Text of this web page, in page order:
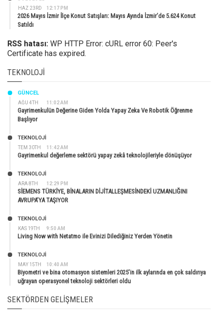
HAZ 23RD 12:17 PM
2026 Mayıs İzmir İlçe Konut Satışları: Mayıs Ayında İzmir’de 5.624 Konut
Satıldı
RSS hatası: WP HTTP Error: cURL error 60: Peer's
Certificate has expired.
TEKNOLOJI
AĞU 4TH 11:02 AM
GÜNCEL
Gayrimenkulün Değerine Giden Yolda Yapay Zeka Ve Robotik Öğrenme
Başlıyor
TEM 30TH 11:42 AM
TEKNOLOJİ
Gayrimenkul değerleme sektörü yapay zekâ teknolojileriyle dönüşüyor
ARA 8TH 12:29 PM
TEKNOLOJİ
SİEMENS TÜRKİYE, BİNALARIN DİJİTALLEŞMESİNDEKİ UZMANLIĞINI
AVRUPA’YA TAŞIYOR
KAS 19TH 9:50 AM
TEKNOLOJİ
Living Now with Netatmo ile Evinizi Dilediğiniz Yerden Yönetin
MAY 15TH 10:40 AM
TEKNOLOJİ
Biyometri ve bina otomasyon sistemleri 2025’in ilk aylarında en çok saldırıya
uğrayan operasyonel teknoloji sektörleri oldu
SEKTÖRDEN GELIŞMELER